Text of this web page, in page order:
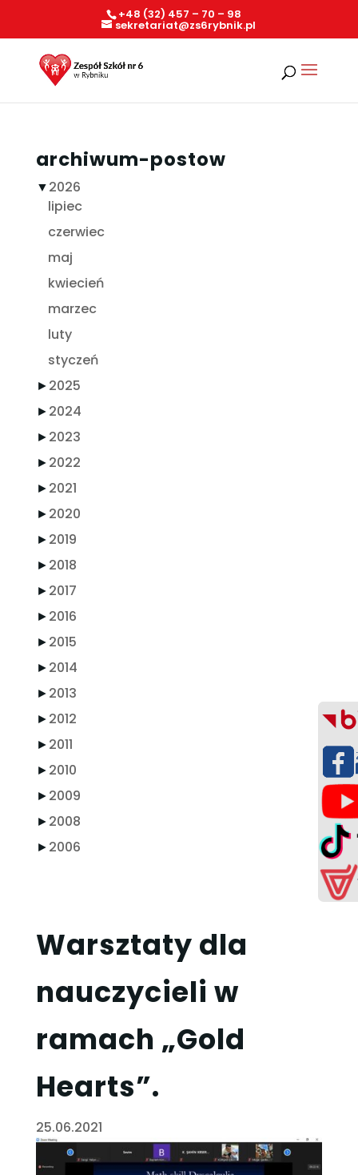
+48 (32) 457 – 70 – 98
sekretariat@zs6rybnik.pl
archiwum-postow
▼2026
lipiec
czerwiec
maj
kwiecień
marzec
luty
styczeń
►2025
►2024
►2023
►2022
►2021
►2020
►2019
►2018
►2017
►2016
►2015
►2014
►2013
►2012
►2011
►2010
►2009
►2008
►2006
Warsztaty dla
nauczycieli w
ramach „Gold
Hearts”.
25.06.2021